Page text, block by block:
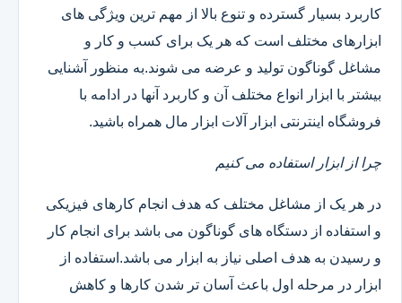
کاربرد بسیار گسترده و تنوع بالا از مهم ترین ویژگی های
ابزارهای مختلف است که هر یک برای کسب و کار و
مشاغل گوناگون تولید و عرضه می شوند.به منظور آشنایی
بیشتر با ابزار انواع مختلف آن و کاربرد آنها در ادامه با
فروشگاه اینترنتی ابزار آلات ابزار مال همراه باشید.
چرا از ابزار استفاده می کنیم
در هر یک از مشاغل مختلف که هدف انجام کارهای فیزیکی
و استفاده از دستگاه های گوناگون می باشد برای انجام کار
و رسیدن به هدف اصلی نیاز به ابزار می باشد.استفاده از
ابزار در مرحله اول باعث آسان تر شدن کارها و کاهش